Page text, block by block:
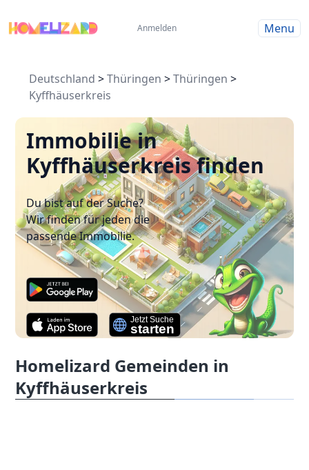
Anmelden Menu
Deutschland >Thüringen >Thüringen >
Kyffhäuserkreis
Immobilie in
Kyffhäuserkreis finden
Du bist auf der Suche?
Wir finden für jeden die
passende Immobilie.
Homelizard Gemeinden in
Kyffhäuserkreis